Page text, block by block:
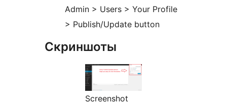
Admin > Users > Your Profile
> Publish/Update button
Скриншоты
Screenshot